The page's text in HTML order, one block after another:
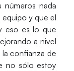
nada
equipo y que el
eso es lo que
a nivel
confianza de
no sólo estoy